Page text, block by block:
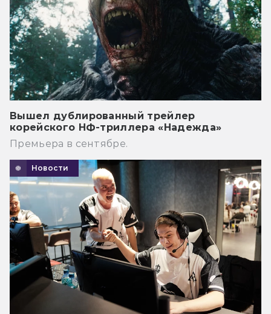
Вышел дублированный трейлер
корейского НФ-триллера «Надежда»
Премьера в сентябре.
Новости